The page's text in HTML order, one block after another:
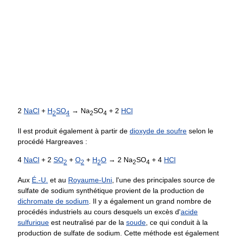
2 NaCl + H2SO4 → Na2SO4 + 2 HCl
Il est produit également à partir de dioxyde de soufre selon le
procédé Hargreaves :
4 NaCl + 2 SO2 + O2 + H2O → 2 Na2SO4 + 4 HCl
Aux É.-U. et au Royaume-Uni , l'une des principales source de
sulfate de sodium synthétique provient de la production de
dichromate de sodium . Il y a également un grand nombre de
procédés industriels au cours desquels un excès d'acide
sulfurique est neutralisé par de la soude , ce qui conduit à la
production de sulfate de sodium. Cette méthode est également